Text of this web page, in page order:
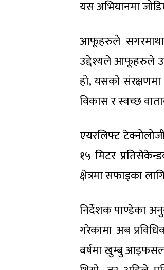
यस अभियानमा
आफूहरुले
उद्देश्यले आफूहरुले
हो, यसको संरक्षणमा
विकास र स्वच्छ
एयरलिफ्ट
१५ मिटर
क्षेत्रमा सफाइका
निर्देशक पाण्डेका
गरेकामा अब
वर्षमा खुम्बु